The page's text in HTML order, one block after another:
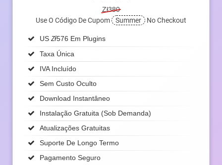
Zł380
Use O Código De Cupom
Summer No Checkout
US Zł576 Em Plugins
Taxa Única
IVA Incluído
Sem Custo Oculto
Download Instantâneo
Instalação Gratuita (sob Demanda)
Atualizações Gratuitas
Suporte De Longo Termo
Pagamento Seguro